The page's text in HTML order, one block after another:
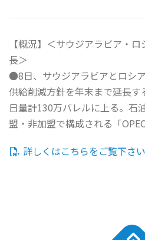
相談す
【概況】＜サウジアラビア・
長＞
●8日、サウジアラビアとロシ
供給削減方針を年末まで延長
日量計130万バレルに上る。石
盟・非加盟で構成される「
詳しくはこちらをご覧下さい